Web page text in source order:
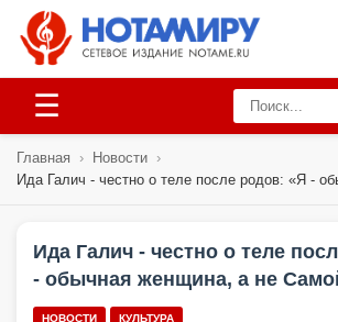
☰
Главная › Новости ›
Ида Галич - честно о теле после родов: «Я -
Ида Галич - честно о теле
- обычная женщина, а не
НОВОСТИ КУЛЬТУРА